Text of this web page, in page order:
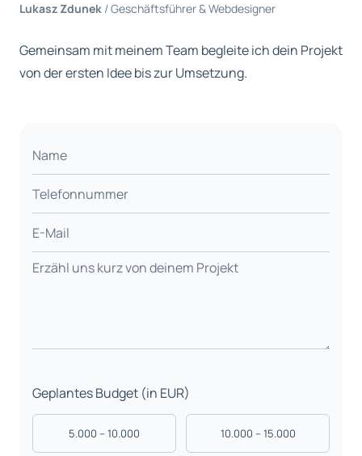
Lukasz Zdunek / Geschäftsführer & Webdesigner
Gemeinsam mit meinem Team begleite ich dein Projekt
von der ersten Idee bis zur Umsetzung.
Geplantes Budget (in EUR)
5.000 – 10.000 10.000 – 15.000